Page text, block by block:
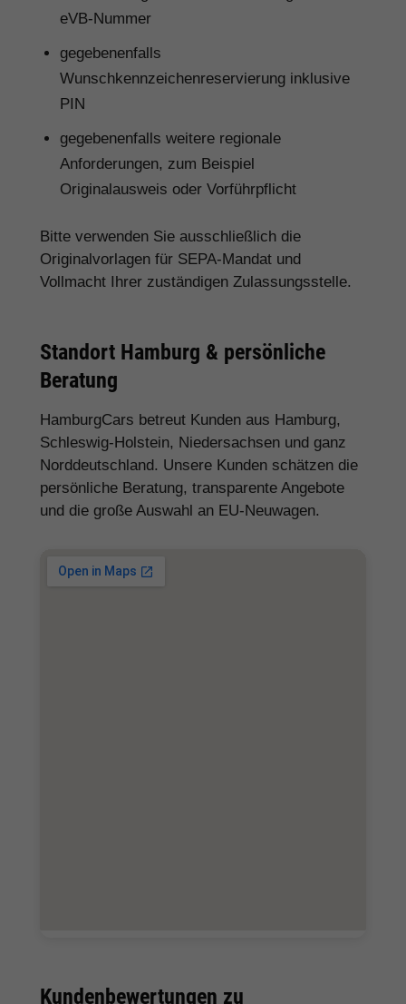
eVB-Nummer
gegebenenfalls
Wunschkennzeichenreservierung inklusive
PIN
gegebenenfalls weitere regionale
Anforderungen, zum Beispiel
Originalausweis oder Vorführpflicht
Bitte verwenden Sie ausschließlich die
Originalvorlagen für SEPA-Mandat und
Vollmacht Ihrer zuständigen Zulassungsstelle.
Standort Hamburg & persönliche
Beratung
HamburgCars betreut Kunden aus Hamburg,
Schleswig-Holstein, Niedersachsen und ganz
Norddeutschland. Unsere Kunden schätzen die
persönliche Beratung, transparente Angebote
und die große Auswahl an EU-Neuwagen.
Kundenbewertungen zu